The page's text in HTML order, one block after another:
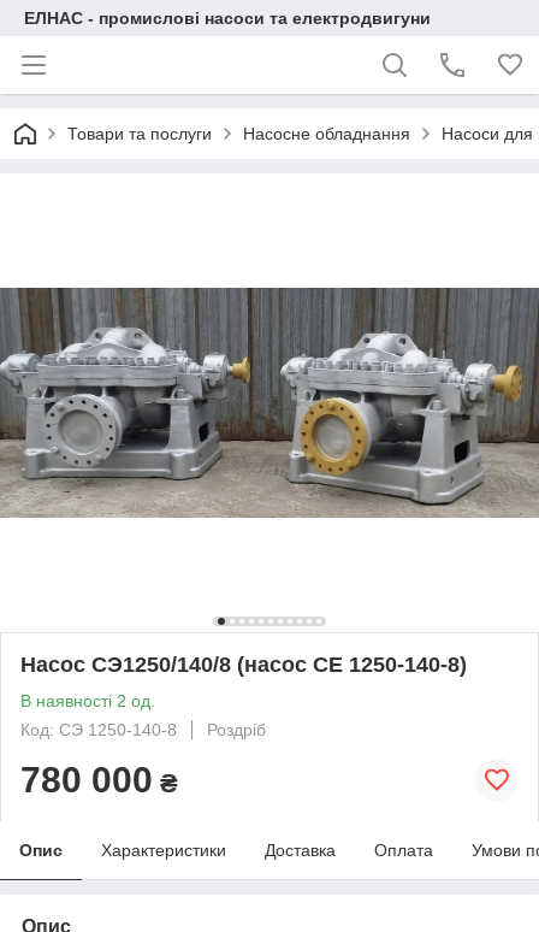
ЕЛНАС - промислові насоси та електродвигуни
Товари та послуги Насосне обладнання Насоси для
Насос СЭ1250/140/8 (насос СЕ 1250-140-8)
В наявності 2 од.
Код: СЭ 1250-140-8
Роздріб
780 000 ₴
Опис Характеристики Доставка Оплата Умови
Опис